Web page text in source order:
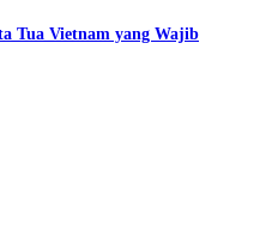
Tua Vietnam yang Wajib